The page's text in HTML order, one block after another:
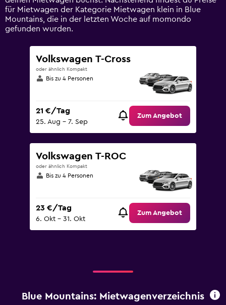
to
75.
für Mietwagen der Kategorie Mietwagen klein in Blue
Mountains, die in der letzten Woche auf momondo
gefunden wurden.
Volkswagen T-Cross
oder ähnlich Kompakt
Bis zu 4 Personen
21 €/Tag
25. Aug – 7. Sep
Zum Angebot
Volkswagen T-ROC
oder ähnlich Kompakt
Bis zu 4 Personen
23 €/Tag
6. Okt – 31. Okt
Zum Angebot
Blue Mountains: Mietwagenverzeichnis